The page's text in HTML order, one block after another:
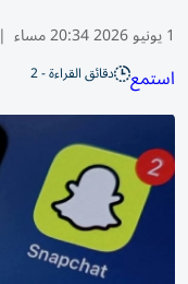
1 يونيو 2026 20:34 مساء |
استمع دقائق القراءة - 2